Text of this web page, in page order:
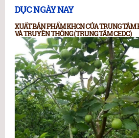
DỤC NGÀY NAY
XUẤT BẢN PHẨM KHCN CỦA TRUNG TÂM
VÀ TRUYỀN THÔNG (TRUNG TÂM CEDC)